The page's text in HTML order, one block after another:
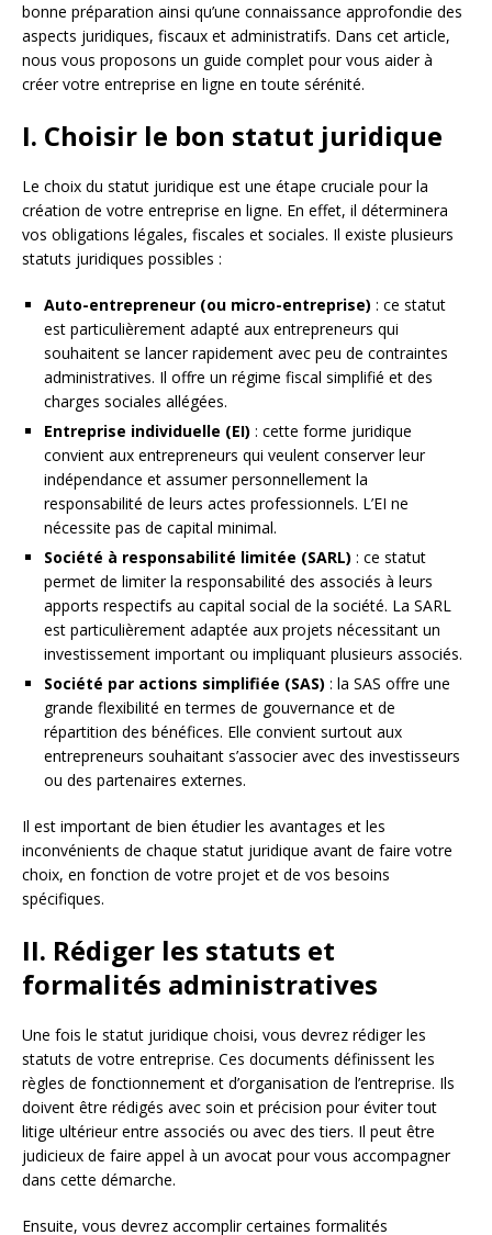
bonne préparation ainsi qu’une connaissance approfondie des
aspects juridiques, fiscaux et administratifs. Dans cet article,
nous vous proposons un guide complet pour vous aider à
créer votre entreprise en ligne en toute sérénité.
I. Choisir le bon statut juridique
Le choix du statut juridique est une étape cruciale pour la
création de votre entreprise en ligne. En effet, il déterminera
vos obligations légales, fiscales et sociales. Il existe plusieurs
statuts juridiques possibles :
Auto-entrepreneur (ou micro-entreprise) : ce statut
est particulièrement adapté aux entrepreneurs qui
souhaitent se lancer rapidement avec peu de contraintes
administratives. Il offre un régime fiscal simplifié et des
charges sociales allégées.
Entreprise individuelle (EI) : cette forme juridique
convient aux entrepreneurs qui veulent conserver leur
indépendance et assumer personnellement la
responsabilité de leurs actes professionnels. L’EI ne
nécessite pas de capital minimal.
Société à responsabilité limitée (SARL) : ce statut
permet de limiter la responsabilité des associés à leurs
apports respectifs au capital social de la société. La SARL
est particulièrement adaptée aux projets nécessitant un
investissement important ou impliquant plusieurs associés.
Société par actions simplifiée (SAS) : la SAS offre une
grande flexibilité en termes de gouvernance et de
répartition des bénéfices. Elle convient surtout aux
entrepreneurs souhaitant s’associer avec des investisseurs
ou des partenaires externes.
Il est important de bien étudier les avantages et les
inconvénients de chaque statut juridique avant de faire votre
choix, en fonction de votre projet et de vos besoins
spécifiques.
II. Rédiger les statuts et
formalités administratives
Une fois le statut juridique choisi, vous devrez rédiger les
statuts de votre entreprise. Ces documents définissent les
règles de fonctionnement et d’organisation de l’entreprise. Ils
doivent être rédigés avec soin et précision pour éviter tout
litige ultérieur entre associés ou avec des tiers. Il peut être
judicieux de faire appel à un avocat pour vous accompagner
dans cette démarche.
Ensuite, vous devrez accomplir certaines formalités